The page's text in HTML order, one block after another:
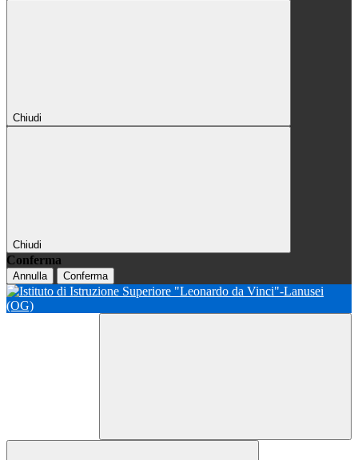
Chiudi
Chiudi
Conferma
Annulla Conferma